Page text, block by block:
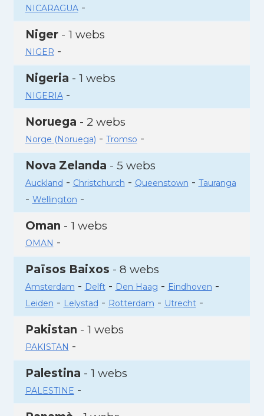
NICARAGUA-
Niger- 1 webs
NIGER -
Nigeria - 1 webs
NIGERIA-
Noruega - 2 webs
Norge (Noruega) - Tromso -
Nova Zelanda - 5 webs
Auckland - Christchurch - Queenstown - Tauranga
- Wellington -
Oman - 1 webs
OMAN -
Països Baixos - 8 webs
Amsterdam - Delft- Den Haag - Eindhoven -
Leiden - Lelystad - Rotterdam - Utrecht-
Pakistan - 1 webs
PAKISTAN -
Palestina - 1 webs
PALESTINE -